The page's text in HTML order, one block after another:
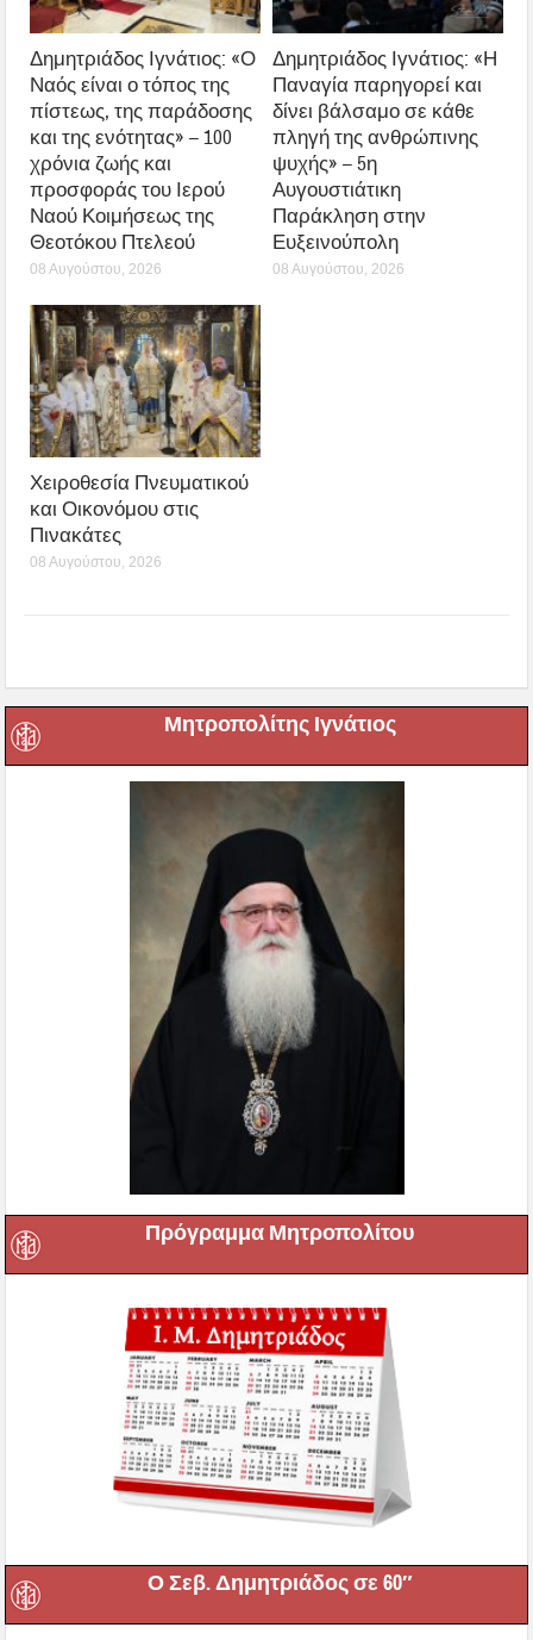
Δημητριάδος Ιγνάτιος: «Ο
Ναός είναι ο τόπος της
πίστεως, της παράδοσης
και της ενότητας» – 100
χρόνια ζωής και
προσφοράς του Ιερού
Ναού Κοιμήσεως της
Θεοτόκου Πτελεού
08 Αυγούστου, 2026
Δημητριάδος Ιγνάτιος: «Η
Παναγία παρηγορεί και
δίνει βάλσαμο σε κάθε
πληγή της ανθρώπινης
ψυχής» – 5η
Αυγουστιάτικη
Παράκληση στην
Ευξεινούπολη
08 Αυγούστου, 2026
Χειροθεσία Πνευματικού
και Οικονόμου στις
Πινακάτες
08 Αυγούστου, 2026
Μητροπολίτης Ιγνάτιος
Πρόγραμμα Μητροπολίτου
Ο Σεβ. Δημητριάδος σε 60″